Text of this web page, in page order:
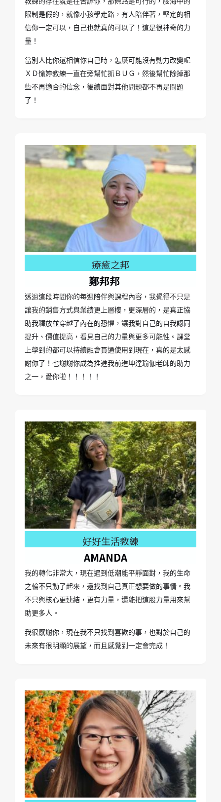
限制是假的，就像小孩學走路，有人陪伴著，堅定的相
信你一定可以，自己也就真的可以了！這是很神奇的力
量！
當別人比你還相信你自己時，怎麼可能沒有動力改變呢
ＸＤ愉婷教練一直在旁幫忙抓ＢＵＧ，然後幫忙除掉那
些不再適合的信念，後續面對其他問題都不再是問題
了！
療癒之邦
鄭邦邦
透過這段時間你的每週陪伴與課程內容，我覺得不只是
讓我的銷售方式與業績更上層樓，更深層的，是真正協
助我釋放並穿越了內在的恐懼，讓我對自己的自我認同
提升、價值提高，看見自己的力量與更多可能性。課堂
上學到的都可以持續融會貫通使用到現在，真的是太感
謝你了！也謝謝你成為推進我前進坤達瑜伽老師的助力
之一，愛你啦！！！！！
好好生活教練
AMANDA
我的轉化非常大，現在遇到低潮能平靜面對， 我的生命
之輪不只動了起來，還找到自己真正想要做的事情。我
不只與核心更連結，更有力量，還能把這股力量用來幫
助更多人。
我很感謝你，現在我不只找到喜歡的事，也對於自己的
未來有很明顯的展望，而且感覺到一定會完成！